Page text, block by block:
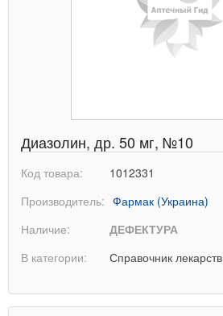
Диазолин, др. 50 мг, №10
Код товара:
1012331
Производитель: Фармак (Украина)
Наличие:
ДЕФЕКТУРА
В категории:
Справочник лекарств